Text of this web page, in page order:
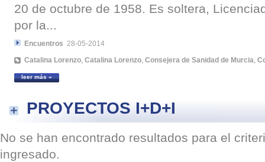
20 de octubre de 1958. Es soltera,
por la...
Encuentros 28-05-2014
Catalina Lorenzo, Catalina Lorenzo, Consejera de Sanidad de Murcia,
leer más »
PROYECTOS I+D+I
No se han encontrado resultados para el
ingresado.